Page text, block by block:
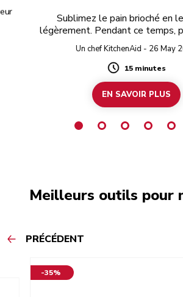
Sublimez le pain brioché en
légèrement. Pendant ce temps,
délicieuse pâte à tartiner à la
chocolat blanc.
Un chef KitchenAid - 26 May
Duration
15 minutes
EN SAVOIR PLUS
Meilleurs outils pour
PRÉCÉDENT
-35%